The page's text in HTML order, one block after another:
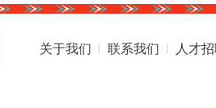
关于我们 联系我们 人才